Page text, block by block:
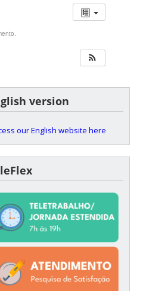
version
our English website here